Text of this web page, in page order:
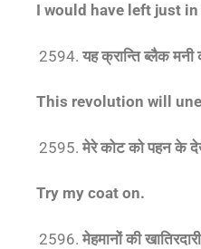
I would have left just
यह क्रान्ति ब्लैक मनी
This revolution will
मेरे कोट को पहन के
Try my coat on.
मेहमानों की